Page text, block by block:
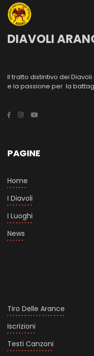
DIAVOLI
Il tratto distintivo dei
e la passione per la
PAGINE
Home
I Diavoli
I Luoghi
News
Tiro Delle Arance
Iscrizioni
Testi Canzoni